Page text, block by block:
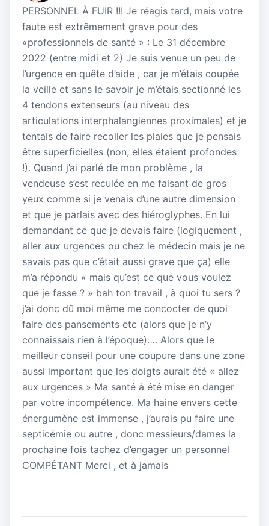
PERSONNEL À FUIR !!! Je réagis tard, mais votre
faute est extrêmement grave pour des
«professionnels de santé » : Le 31 décembre
2022 (entre midi et 2) Je suis venue un peu de
l’urgence en quête d’aide , car je m’étais coupée
la veille et sans le savoir je m’étais sectionné les
4 tendons extenseurs (au niveau des
articulations interphalangiennes proximales) et je
tentais de faire recoller les plaies que je pensais
être superficielles (non, elles étaient profondes
!). Quand j’ai parlé de mon problème , la
vendeuse s’est reculée en me faisant de gros
yeux comme si je venais d’une autre dimension
et que je parlais avec des hiéroglyphes. En lui
demandant ce que je devais faire (logiquement ,
aller aux urgences ou chez le médecin mais je ne
savais pas que c’était aussi grave que ça) elle
m’a répondu « mais qu’est ce que vous voulez
que je fasse ? » bah ton travail , à quoi tu sers ?
j’ai donc dû moi même me concocter de quoi
faire des pansements etc (alors que je n’y
connaissais rien à l’époque)…. Alors que le
meilleur conseil pour une coupure dans une zone
aussi important que les doigts aurait été « allez
aux urgences » Ma santé à été mise en danger
par votre incompétence. Ma haine envers cette
énergumène est immense , j’aurais pu faire une
septicémie ou autre , donc messieurs/dames la
prochaine fois tachez d’engager un personnel
COMPÉTANT Merci , et à jamais